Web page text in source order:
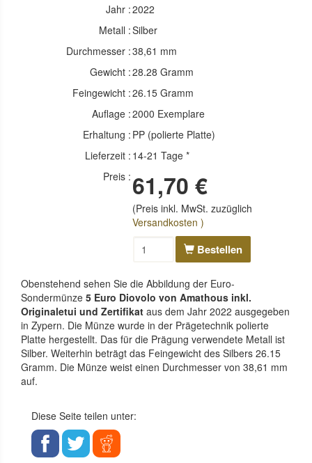
Jahr :2022
Metall :Silber
Durchmesser :38,61 mm
Gewicht :28.28 Gramm
Feingewicht :26.15 Gramm
Auflage :2000 Exemplare
Erhaltung : PP (polierte Platte)
Lieferzeit : 14-21 Tage *
Preis : 61,70 €
(Preis inkl. MwSt. zuzüglich
Versandkosten )
Bestellen
Obenstehend sehen Sie die Abbildung der Euro-
Sondermünze 5 Euro Diovolo von Amathous inkl.
Originaletui und Zertifikat aus dem Jahr 2022 ausgegeben
in Zypern. Die Münze wurde in der Prägetechnik polierte
Platte hergestellt. Das für die Prägung verwendete Metall ist
Silber. Weiterhin beträgt das Feingewicht des Silbers 26.15
Gramm. Die Münze weist einen Durchmesser von 38,61 mm
auf.
Diese Seite teilen unter: